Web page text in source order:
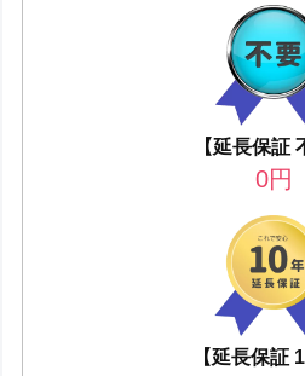
【延長保証
0円
【延長保証